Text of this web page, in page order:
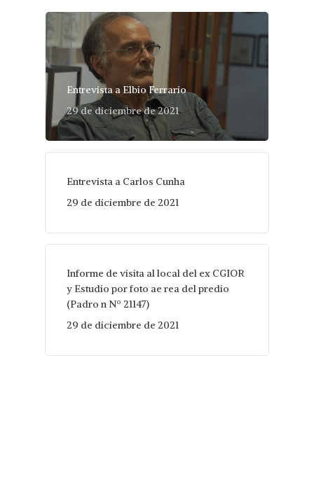
Entrevista a Elbio Ferrario
29 de diciembre de 2021
Entrevista a Carlos Cunha
29 de diciembre de 2021
Informe de visita al local del ex CGIOR
y Estudio por foto ae rea del predio
(Padro n Nº 21147)
29 de diciembre de 2021